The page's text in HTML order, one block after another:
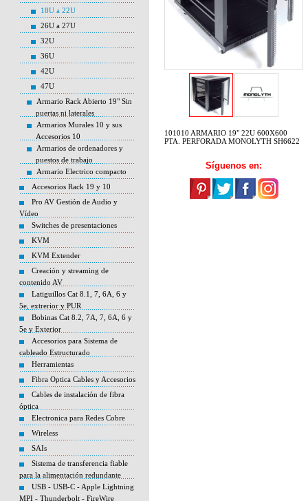
18U a 22U
26U a 27U
32U
36U
42U
47U
Armario Rack Abierto 19" Sin
puertas ni laterales
Armarios Murales 10 y sus
Accesorios 10
Armarios de ordenadores y
puestos de trabajo
Armario Electrico compacto
Accesorios Rack 19 y 10
Pro AV Gestión de Audio y
Vídeo
Switches de presentaciones
KVM
KVM Extender
Creación y streaming de
contenido AV
Latiguillos Cat 8.1, 7, 6A, 6 y
5e, extrerior y PUR
Bobinas Cat 8.2, 7A, 7, 6A, 6 y
5e y Exterior
Accesorios para Sistema de
cableado Estructurado
Herramientas
Fibra Optica Cables y Accesorios
Cables de instalación de fibra
óptica
Electronica para Redes Cobre
Wireless
SAIs
Sistema de transferencia fiable
para la alimentación redundante
USB - USB-C - Apple Lightning
MPI - Thunderbolt - FireWire
101010 ARMARIO 19" 22U 600X600
PTA. PERFORADA MONOLYTH SH6622
Síguenos en: